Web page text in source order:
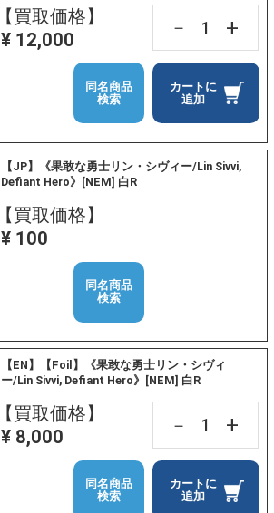
【買取価格】
¥ 12,000
－ +
カートに
追加
同名商品
検索
【JP】《果敢な勇士リン・シヴィー/Lin Sivvi,
Defiant Hero》[NEM] 白R
【買取価格】
¥ 100
同名商品
検索
【EN】【Foil】《果敢な勇士リン・シヴィ
ー/Lin Sivvi, Defiant Hero》[NEM] 白R
【買取価格】
¥ 8,000
－ +
カートに
追加
同名商品
検索